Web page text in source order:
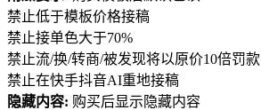
禁止低于模板价格接稿
禁止接单色大于70%
禁止流/换/转商/被发现将以原价10倍罚款
禁止在快手抖音AI重地接稿
隐藏内容: 购买后显示隐藏内容